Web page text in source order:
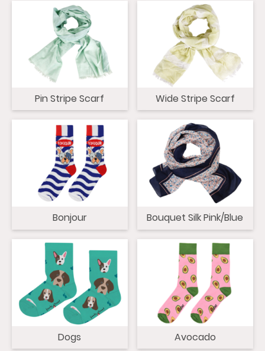
Pin Stripe Scarf
Bonjour
Dogs
Wide Stripe Scarf
Bouquet Silk Pink/Blue
Avocado